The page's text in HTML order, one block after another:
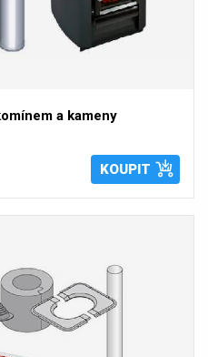
a kameny
KOUPIT